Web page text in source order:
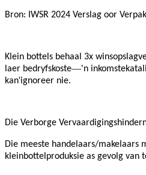
Bron: IWSR 2024 Verslag oor
Klein bottels behaal 3x
laer bedryfskoste—'n
kan'ignoreer nie.
Die Verborge
Die meeste handelaars/makelaars
kleinbottelproduksie as gevolg van